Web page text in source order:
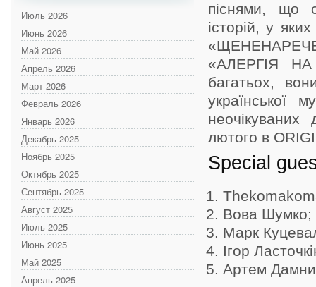
Июль 2026
Июнь 2026
Май 2026
Апрель 2026
Март 2026
Февраль 2026
Январь 2026
Декабрь 2025
Ноябрь 2025
Октябрь 2025
Сентябрь 2025
Август 2025
Июль 2025
Июнь 2025
Май 2025
Апрель 2025
піснями, що
історій, у
«АЛЕРГІЯ
багатьох,
української
лютого в
Special
Вова Шумко;
Марк
Ігор
Артем